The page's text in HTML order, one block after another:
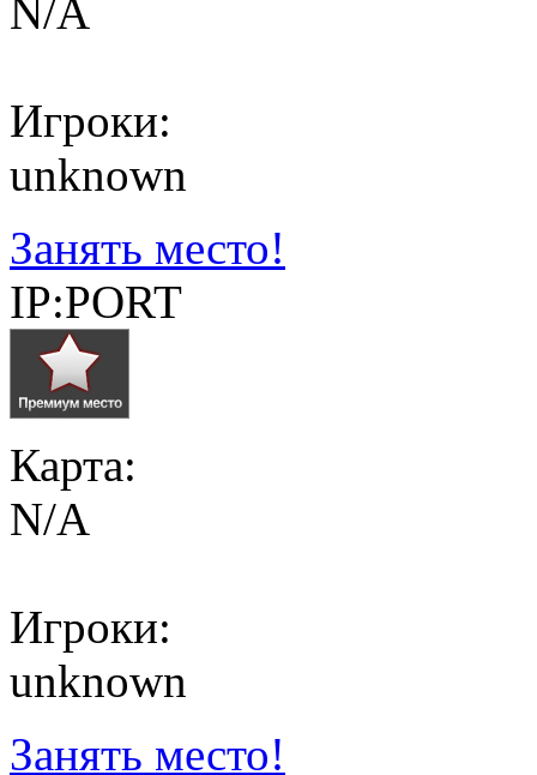
N/A
Игроки:
unknown
Занять место!
IP:PORT
Карта:
N/A
Игроки:
unknown
Занять место!